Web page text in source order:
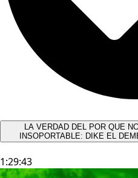
LA VERDAD DEL POR QUE
INSOPORTABLE: DIKE EL
1:29:43